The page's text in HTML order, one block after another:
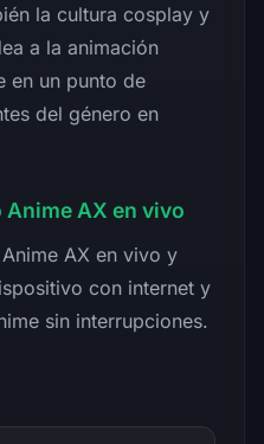
la cultura cosplay y
a la animación
en un punto de
del género en
Anime AX en vivo
AX en vivo y
con internet y
sin interrupciones.